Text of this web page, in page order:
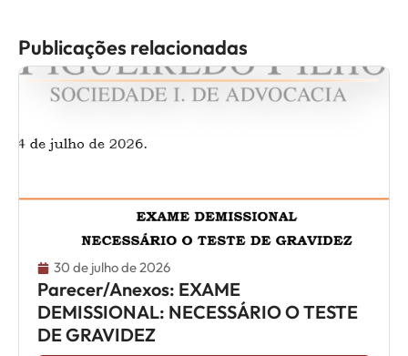
Publicações relacionadas
30 de julho de 2026
Parecer/Anexos: EXAME
DEMISSIONAL: NECESSÁRIO O TESTE
DE GRAVIDEZ